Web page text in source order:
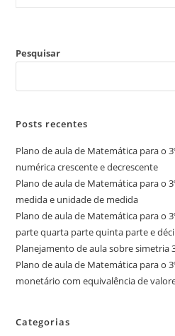
Pesquisar
Posts recentes
Plano de aula de Matemática para o
numérica crescente e decrescente
Plano de aula de Matemática para o
medida e unidade de medida
Plano de aula de Matemática para o
parte quarta parte quinta parte e
Planejamento de aula sobre simetria
Plano de aula de Matemática para o
monetário com equivalência de
Categorias